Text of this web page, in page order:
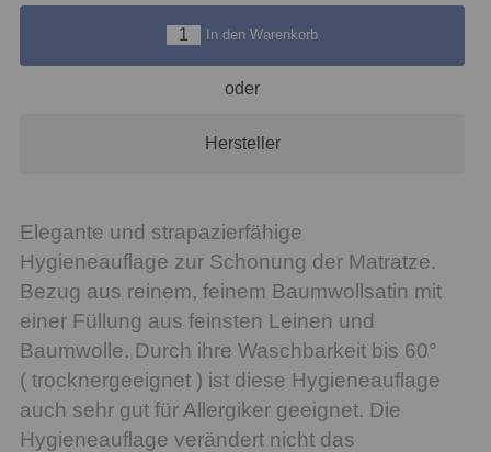
In den Warenkorb
oder
Hersteller
Elegante und strapazierfähige
Hygieneauflage zur Schonung der Matratze.
Bezug aus reinem, feinem Baumwollsatin mit
einer Füllung aus feinsten Leinen und
Baumwolle. Durch ihre Waschbarkeit bis 60°
( trocknergeeignet ) ist diese Hygieneauflage
auch sehr gut für Allergiker geeignet. Die
Hygieneauflage verändert nicht das